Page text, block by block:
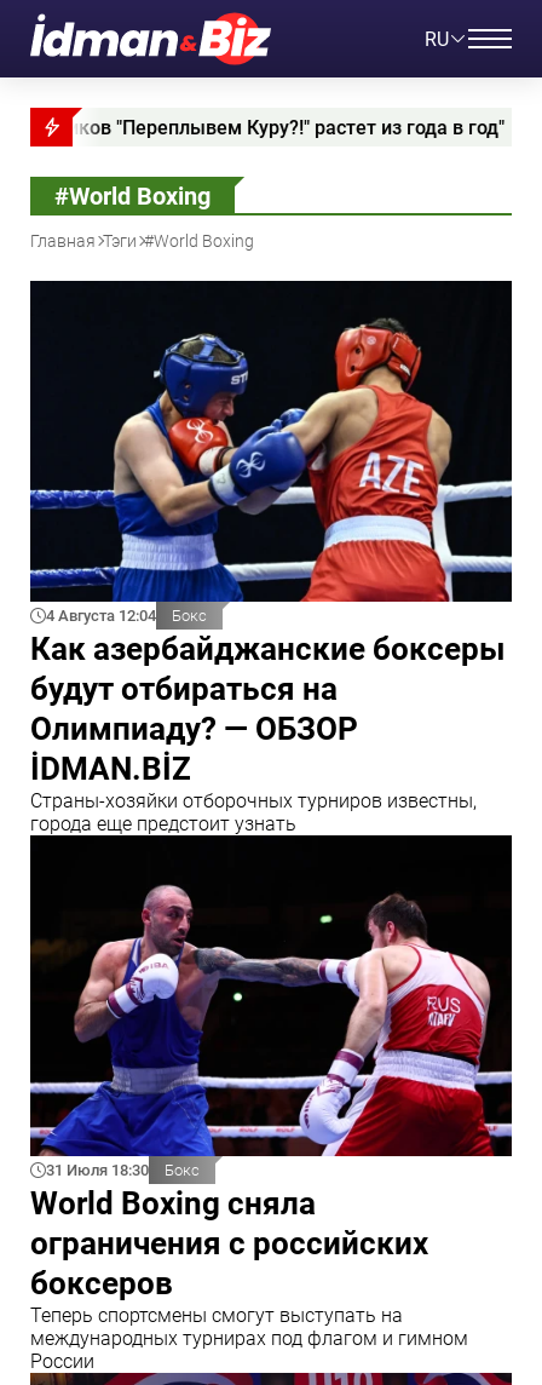
RU
Куру?!" растет из года в год" От 12 до 79
#World Boxing
Главная Тэги #World Boxing
4 Августа 12:04 Бокс
Как азербайджанские боксеры
будут отбираться на
Олимпиаду? — ОБЗОР
İDMAN.BİZ
Страны-хозяйки отборочных турниров известны,
города еще предстоит узнать
31 Июля 18:30 Бокс
World Boxing сняла
ограничения с российских
боксеров
Теперь спортсмены смогут выступать на
международных турнирах под флагом и гимном
России